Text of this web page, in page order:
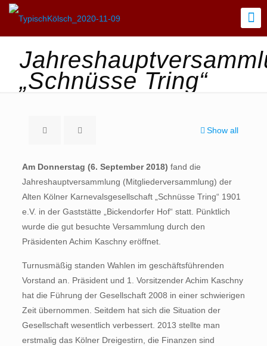
„Schnüsse Tring“
Show all
Am Donnerstag (6. September 2018) fand die
Jahreshauptversammlung (Mitgliederversammlung) der
Alten Kölner Karnevalsgesellschaft „Schnüsse Tring“ 1901
e.V. in der Gaststätte „Bickendorfer Hof“ statt. Pünktlich
wurde die gut besuchte Versammlung durch den
Präsidenten Achim Kaschny eröffnet.
Turnusmäßig standen Wahlen im geschäftsführenden
Vorstand an. Präsident und 1. Vorsitzender Achim Kaschny
hat die Führung der Gesellschaft 2008 in einer schwierigen
Zeit übernommen. Seitdem hat sich die Situation der
Gesellschaft wesentlich verbessert. 2013 stellte man
erstmalig das Kölner Dreigestirn, die Finanzen sind